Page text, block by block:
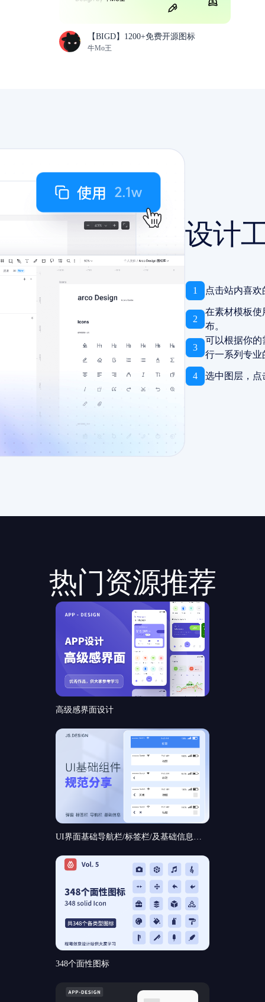
【BIGD】1200+免费开源图标
牛Mo王
设计
1 点击站内喜
2
在素材模板使
布。
3
可以根据你的
行一系列专
4 选中图层，点
热门资源推荐
高级感界面设计
UI界面基础导航栏/标签栏/及基础信息和基础弹窗组件规范分享
348个面性图标